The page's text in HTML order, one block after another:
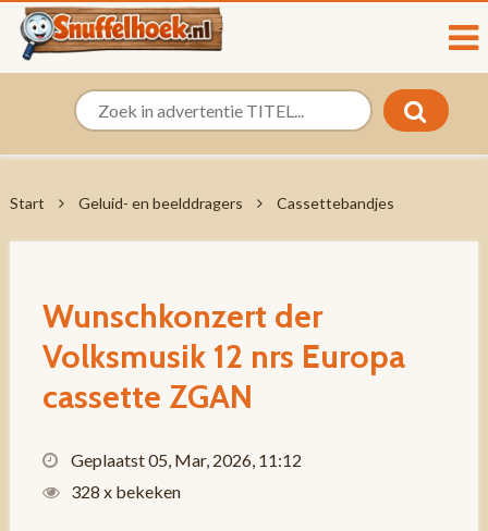
Start Geluid- en beelddragers Cassettebandjes
Wunschkonzert der
Volksmusik 12 nrs Europa
cassette ZGAN
Geplaatst 05, Mar, 2026, 11:12
328 x bekeken